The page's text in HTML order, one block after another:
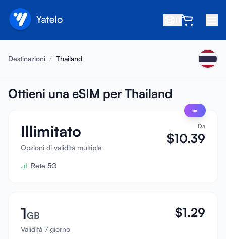
Chi siamo
Invita un amico
Diventa affiliato
Centro assistenza
Compatibilità dispositivi
Destinazioni / Thailand
Ottieni una eSIM per Thailand
∞
Illimitato
Opzioni di validità multiple
Da
$10.39
Rete 5G
1GB
Validità 7 giorno
$1.29